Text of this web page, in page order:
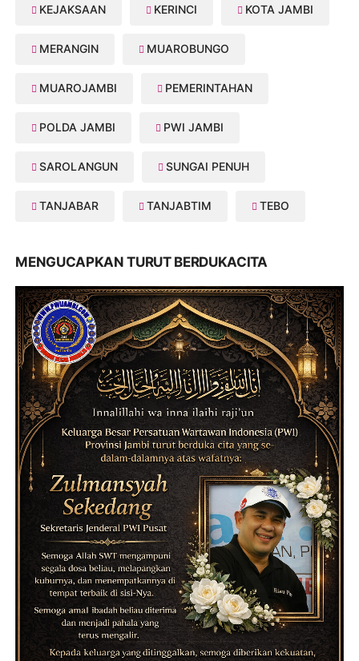
KEJAKSAAN KERINCI KOTA JAMBI
MERANGIN MUAROBUNGO
MUAROJAMBI PEMERINTAHAN
POLDA JAMBI PWI JAMBI
SAROLANGUN SUNGAI PENUH
TANJABAR TANJABTIM TEBO
MENGUCAPKAN TURUT BERDUKACITA